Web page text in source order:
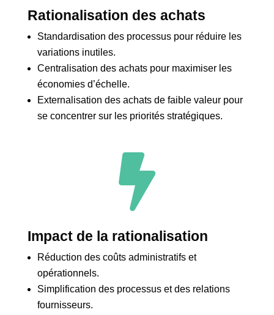
Rationalisation des achats
Standardisation des processus pour réduire les
variations inutiles.
Centralisation des achats pour maximiser les
économies d’échelle.
Externalisation des achats de faible valeur pour
se concentrer sur les priorités stratégiques.

Impact de la rationalisation
Réduction des coûts administratifs et
opérationnels.
Simplification des processus et des relations
fournisseurs.